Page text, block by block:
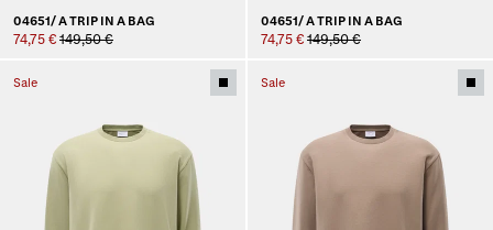
04651/ A TRIP IN A BAG
74,75 € 149,50 €
04651/ A TRIP IN A BAG
74,75 € 149,50 €
Sale Sale